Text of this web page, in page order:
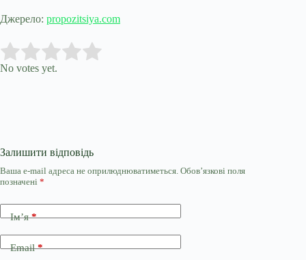
Джерело: propozitsiya.com
Rate this item:
No votes yet.
Залишити відповідь
Ваша e-mail адреса не оприлюднюватиметься. Обов’язкові поля
позначені *
Ім’я*
Email*